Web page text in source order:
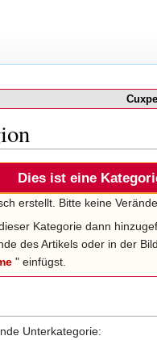
Dies ist eine
erstellt. Bitte keine
Kategorie dann
des Artikels oder in der
" einfügst.
Unterkategorie: